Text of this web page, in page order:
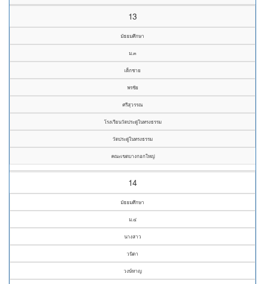
13
มัธยมศึกษา
ม.๓
เด็กชาย
พรชัย
ศรีสุวรรณ
โรงเรียนวัดประดู่ในทรงธรรม
วัดประดู่ในทรงธรรม
คณะเขตบางกอกใหญ่
14
มัธยมศึกษา
ม.๔
นางสาว
วนิดา
วงษ์หาญ